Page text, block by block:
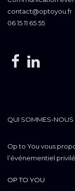
contact@optoyou.fr
06 15 11 65 55
QUI SOMMES-NOUS
Op to You vous
l’événementiel
OP TO YOU